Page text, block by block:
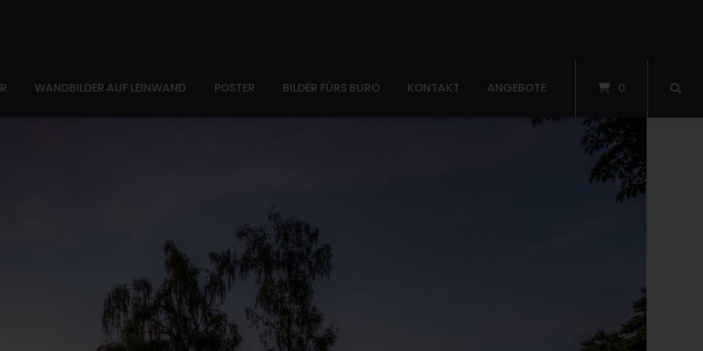
WANDBILDER AUF LEINWAND POSTER BILDER FÜRS BÜRO KONTAKT ANGEBOTE 0